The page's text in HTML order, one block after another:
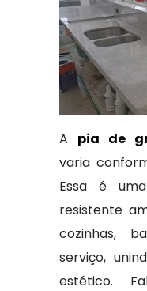
A pia de
varia
Essa é
resistente
cozinhas,
serviço,
estético.